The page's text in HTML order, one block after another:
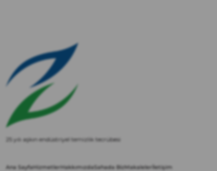
25 yılı aşkın endüstriyel temizlik tecrübesi
Ana SayfaHizmetlerHakkımızdaSahada BizMakaleler İletişim